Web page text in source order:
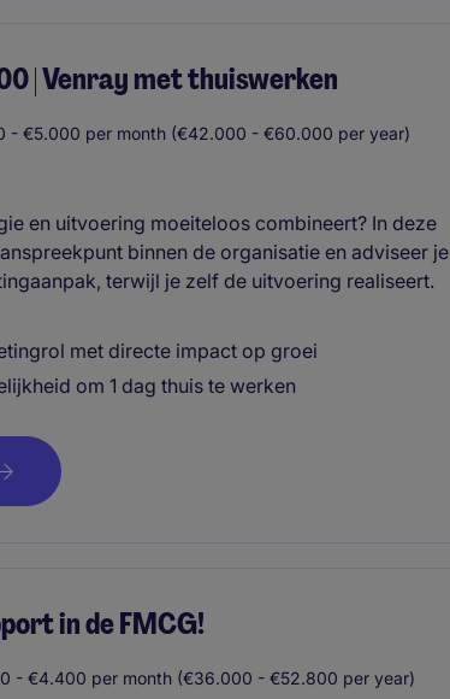
| Venray met thuiswerken
- €5.000 per month (€42.000 - €60.000 per year)
en uitvoering moeiteloos combineert? In deze
binnen de organisatie en adviseer je
terwijl je zelf de uitvoering realiseert.
met directe impact op groei
om 1 dag thuis te werken
in de FMCG!
- €4.400 per month (€36.000 - €52.800 per year)